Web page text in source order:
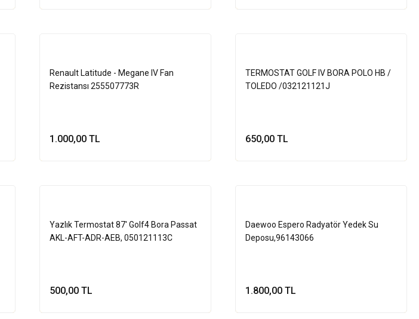
Renault Latitude - Megane IV Fan
Rezistansı 255507773R
1.000,00 TL
TERMOSTAT GOLF IV BORA POLO HB /
TOLEDO /032121121J
650,00 TL
Yazlık Termostat 87' Golf4 Bora Passat
AKL-AFT-ADR-AEB, 050121113C
500,00 TL
Daewoo Espero Radyatör Yedek Su
Deposu,96143066
1.800,00 TL